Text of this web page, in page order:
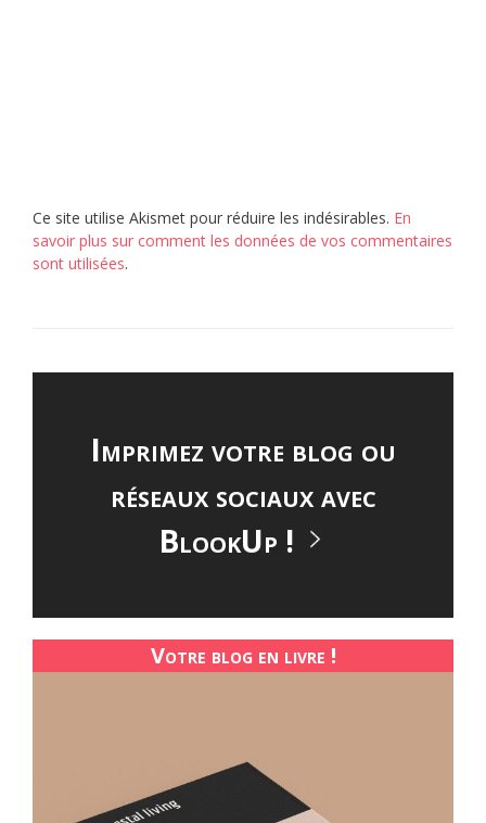
Ce site utilise Akismet pour réduire les indésirables. En
savoir plus sur comment les données de vos commentaires
sont utilisées.
Imprimez votre blog ou
réseaux sociaux avec
BlookUp !
Votre blog en livre !